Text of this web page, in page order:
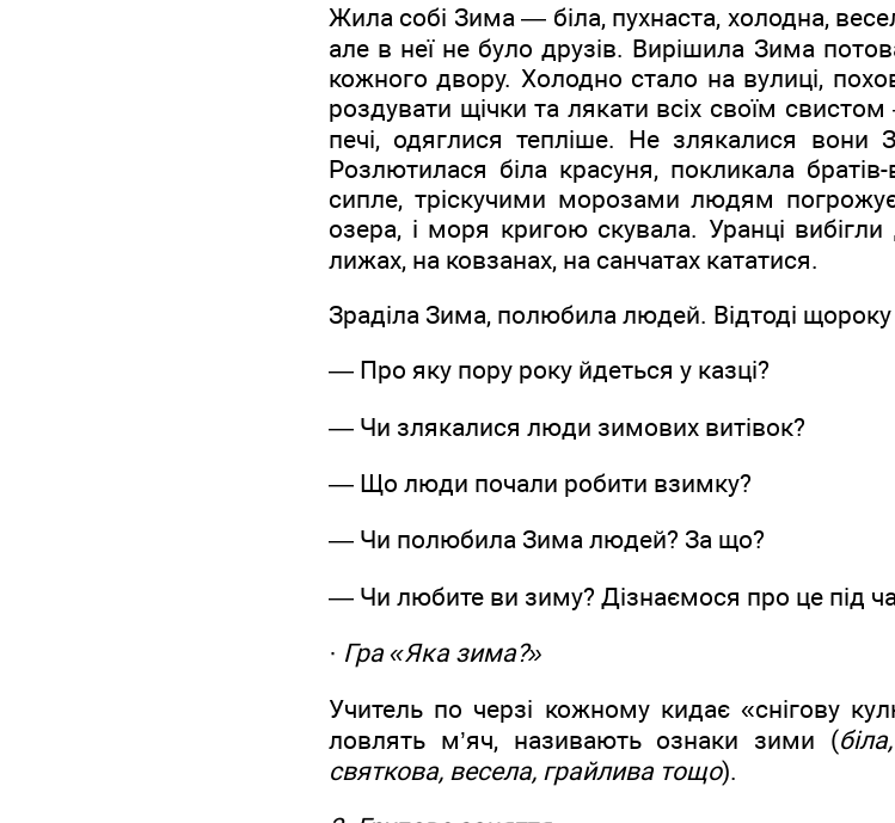
Жила собі Зима — біла, пухнаста, холодна,
але в неї не було друзів. Вирішила Зима
кожного двору. Холодно стало на вулиці,
роздувати щічки та лякати всіх своїм
печі, одяглися тепліше. Не злякалися
Розлютилася біла красуня, покликала
сипле, тріскучими морозами людям
озера, і моря кригою скувала. Уранці
лижах, на ковзанах, на санчатах кататися.
Зраділа Зима, полюбила людей. Відтоді
— Про яку пору року йдеться у казці?
— Чи злякалися люди зимових витівок?
— Що люди почали робити взимку?
— Чи полюбила Зима людей? За що?
— Чи любите ви зиму? Дізнаємося про це під
· Гра «Яка зима?»
Учитель по черзі кожному кидає «снігову
ловлять м’яч, називають ознаки зими (
святкова, весела, грайлива тощо).